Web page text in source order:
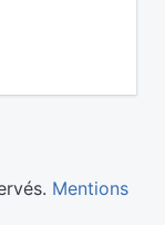
Mentions